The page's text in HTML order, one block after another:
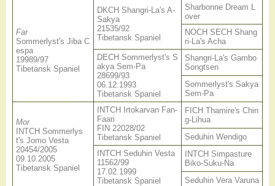
Far
Sommerlyst's Jiba C
espa
19989/97
Tibetansk Spaniel
DKCH Shangri-La's A-
Sakya
21535/92
Tibetansk Spaniel
Sharbonne Dream L
over
NOCH SECH Shang
ri-La's Acha
DECH Sommerlyst's S
akya Sem-Pa
28699/93
06.12.1993
Tibetansk Spaniel
Shangri-La's Gambo
Songtsen
Sommerlyst's Sakya
Sem-Pa
Mor
INTCH Sommerlys
t's Jomo Vesta
20454/2005
09.10.2005
Tibetansk Spaniel
INTCH Irtokarvan Fan-
Faari
FIN 22028/02
Tibetansk Spaniel
FICH Thamire's Chin
g-Lihua
Seduhin Wendigo
INTCH Seduhin Vesta
11562/99
17.02.1999
Tibetansk Spaniel
INTCH Simpasture
Biko-Suku-Na
Seduhin Vera Varuna